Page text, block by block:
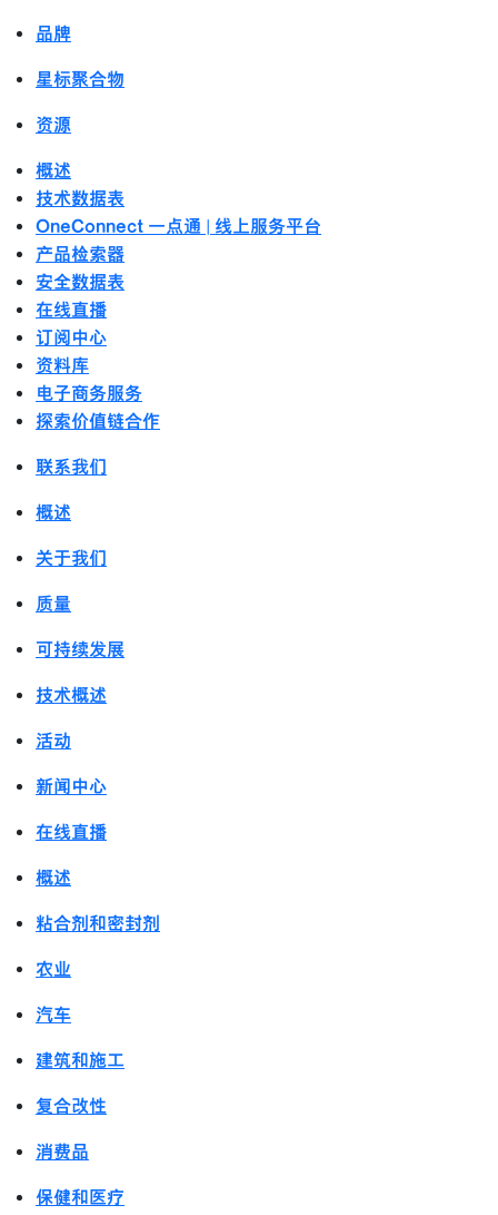
品牌
星标聚合物
资源
概述
技术数据表
OneConnect 一点通 | 线上服务平台
产品检索器
安全数据表
在线直播
订阅中心
资料库
电子商务服务
探索价值链合作
联系我们
概述
关于我们
质量
可持续发展
技术概述
活动
新闻中心
在线直播
概述
粘合剂和密封剂
农业
汽车
建筑和施工
复合改性
消费品
保健和医疗